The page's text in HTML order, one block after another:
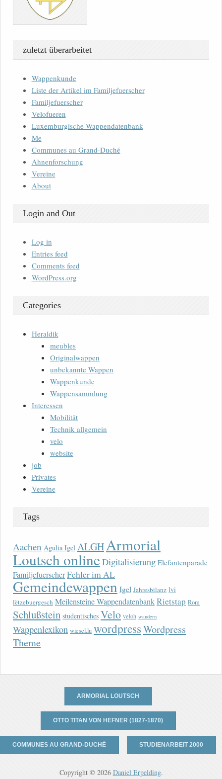
zuletzt überarbeitet
Wappenkunde
Liste der Artikel im Familjefuerscher
Familjefuerscher
Velofueren
Luxemburgische Wappendatenbank
Me
Communes au Grand-Duché
Ahnenforschung
Vereine
About
Login and Out
Log in
Entries feed
Comments feed
WordPress.org
Categories
Heraldik
meubles
Originalwappen
unbekannte Wappen
Wappenkunde
Wappensammlung
Interessen
Mobilität
Technik allgemein
velo
website
job
Privates
Vereine
Tags
Aachen Agulia Igel ALGHArmorial
Loutsch onlineDigitalisierung Elefantenparade
FamiljefuerscherFehler im AL
Gemeindewappen Igel Jahresbilanz lvi
lëtzebuergesch Meilensteine WappendatenbankRietstap Rom
Schlußstein studentisches Velo veloh wandern
Wappenlexikon wiesel.lu wordpressWordpress
Theme
ARMORIAL LOUTSCH
OTTO TITAN VON HEFNER (1827-1870)
COMMUNES AU GRAND-DUCHÉ STUDIENARBEIT 2000
Copyright © 2026 Daniel Erpelding.